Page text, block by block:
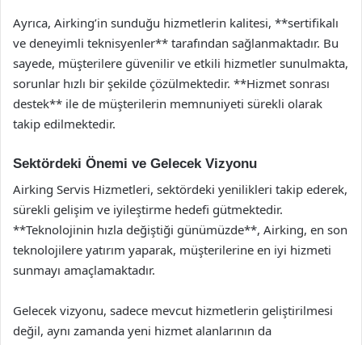
Ayrıca, Airking’in sunduğu hizmetlerin kalitesi, **sertifikalı
ve deneyimli teknisyenler** tarafından sağlanmaktadır. Bu
sayede, müşterilere güvenilir ve etkili hizmetler sunulmakta,
sorunlar hızlı bir şekilde çözülmektedir. **Hizmet sonrası
destek** ile de müşterilerin memnuniyeti sürekli olarak
takip edilmektedir.
Sektördeki Önemi ve Gelecek Vizyonu
Airking Servis Hizmetleri, sektördeki yenilikleri takip ederek,
sürekli gelişim ve iyileştirme hedefi gütmektedir.
**Teknolojinin hızla değiştiği günümüzde**, Airking, en son
teknolojilere yatırım yaparak, müşterilerine en iyi hizmeti
sunmayı amaçlamaktadır.
Gelecek vizyonu, sadece mevcut hizmetlerin geliştirilmesi
değil, aynı zamanda yeni hizmet alanlarının da